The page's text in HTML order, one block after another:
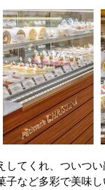
してくれ、ついつ
など多彩で美味